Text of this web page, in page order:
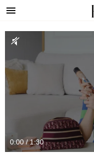
0:00 / 1:30